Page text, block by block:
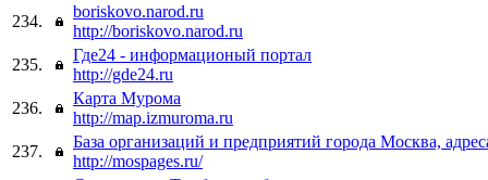
234.
boriskovo.narod.ru
http://boriskovo.narod.ru
235.
Где24 - информационый портал
http://gde24.ru
236.
Карта Мурома
http://map.izmuroma.ru
237.
База организаций и предприятий города Москва,
http://mospages.ru/